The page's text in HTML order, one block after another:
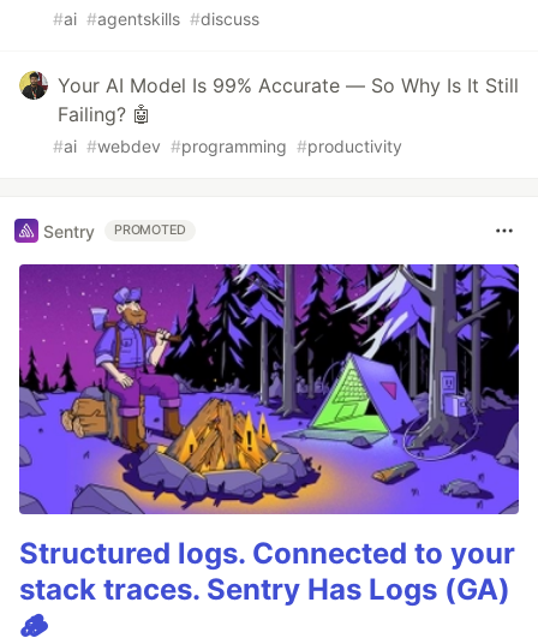
#ai #agentskills #discuss
Your AI Model Is 99% Accurate — So Why Is It Still
Failing? 🤖
#ai #webdev #programming #productivity
Sentry PROMOTED
Structured logs. Connected to your
stack traces. Sentry Has Logs (GA)
🪵